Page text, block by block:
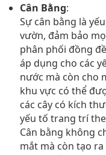
Cân Bằng:
Sự cân bằng là
vườn, đảm bảo
phân phối đồng
áp dụng cho các
nước mà còn cho
khu vực có thể
các cây có kích
yếu tố trang trí
Cân bằng không
mắt mà còn tạo